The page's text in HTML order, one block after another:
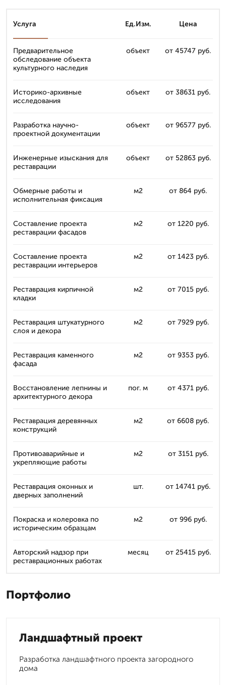
Услуга Ед.Изм. Цена
Предварительное
обследование объекта
культурного наследия
объект от 45747 руб.
Историко-архивные
исследования
объект от 38631 руб.
Разработка научно-
проектной документации
объект от 96577 руб.
Инженерные изыскания для
реставрации
объект от 52863 руб.
Обмерные работы и
исполнительная фиксация
м2 от 864 руб.
Составление проекта
реставрации фасадов
м2 от 1220 руб.
Составление проекта
реставрации интерьеров
м2 от 1423 руб.
Реставрация кирпичной
кладки
м2 от 7015 руб.
Реставрация штукатурного
слоя и декора
м2 от 7929 руб.
Реставрация каменного
фасада
м2 от 9353 руб.
Восстановление лепнины и
архитектурного декора
пог. м от 4371 руб.
Реставрация деревянных
конструкций
м2 от 6608 руб.
Противоаварийные и
укрепляющие работы
м2 от 3151 руб.
Реставрация оконных и
дверных заполнений
шт. от 14741 руб.
Покраска и колеровка по
историческим образцам
м2 от 996 руб.
Авторский надзор при
реставрационных работах
месяц от 25415 руб.
Портфолио
Ландшафтный проект
Разработка ландшафтного проекта загородного
дома